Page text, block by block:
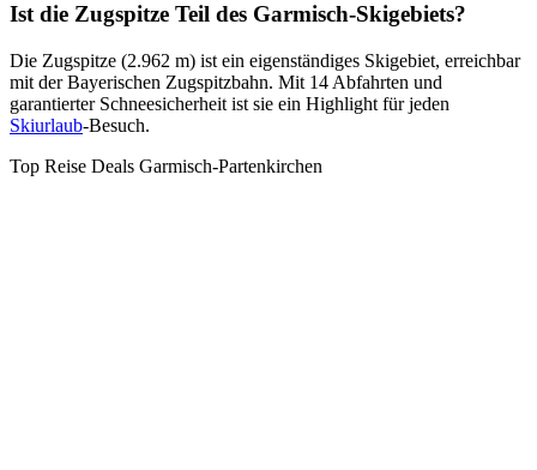
Ist die Zugspitze Teil des Garmisch-Skigebiets?
Die Zugspitze (2.962 m) ist ein eigenständiges Skigebiet, erreichbar
mit der Bayerischen Zugspitzbahn. Mit 14 Abfahrten und
garantierter Schneesicherheit ist sie ein Highlight für jeden
Skiurlaub-Besuch.
Top Reise Deals Garmisch-Partenkirchen